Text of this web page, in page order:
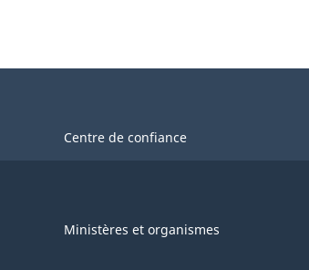
Centre de confiance
Ministères et organismes